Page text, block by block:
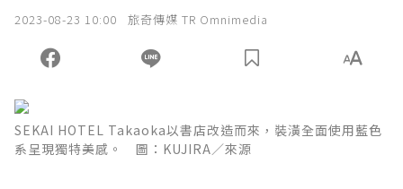
2023-08-23 10:00 旅奇傳媒 TR Omnimedia
SEKAI HOTEL Takaoka以書店改造而來，裝潢全面使用藍色
系呈現獨特美感。 圖：KUJIRA／來源